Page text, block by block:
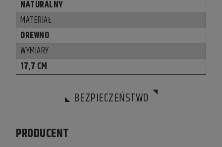
NATURALNY
MATERIAŁ
DREWNO
WYMIARY
17,7 CM
BEZPIECZEŃSTWO
PRODUCENT